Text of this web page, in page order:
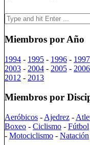
Search
for:
Miembros por Año
1994 - 1995 - 1996 - 1997
2003 - 2004 - 2005 - 2006
2012 - 2013
Miembros por
Aeróbicos - Ajedrez -
Boxeo - Ciclismo - Fútbol
- Motociclismo - Natación